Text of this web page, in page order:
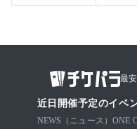
最
近日開催予定のイベ
NEWS（ニュース） ONE